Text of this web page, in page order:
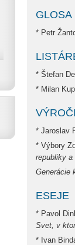
GLOSA
* Petr
* Štefan
* Milan
* Jaroslav
* Výbory
republiky
Generácie
ESEJE
* Pavol
Svet, v
* Ivan